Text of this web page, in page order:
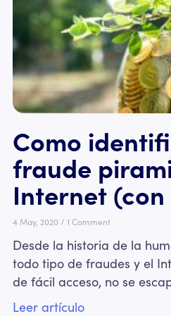
Como
fraude
Internet
4 May, 2020 1 Comment
Desde la historia de la
todo tipo de fraudes y el
de fácil acceso, no se
Leer artículo